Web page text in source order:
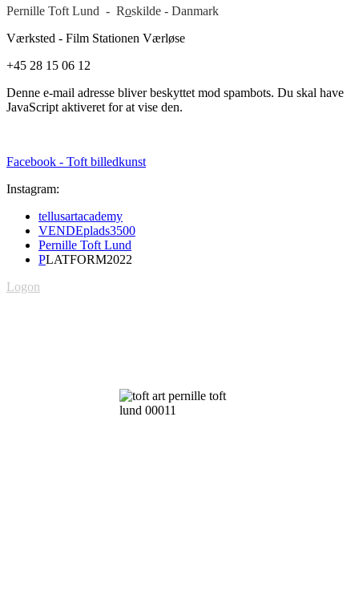
Pernille Toft Lund - Roskilde - Danmark
Værksted - Film Stationen Værløse
+45 28 15 06 12
Denne e-mail adresse bliver beskyttet mod spambots. Du skal have
JavaScript aktiveret for at vise den.
Facebook - Toft billedkunst
Instagram:
tellusartacademy
VENDEplads3500
Pernille Toft Lund
PLATFORM2022
Logon